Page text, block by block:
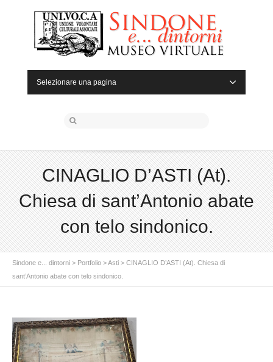
Selezionare una pagina
CINAGLIO D’ASTI (At).
Chiesa di sant’Antonio abate
con telo sindonico.
Sindone e... dintorni > Portfolio >Asti > CINAGLIO D’ASTI (At). Chiesa di
sant’Antonio abate con telo sindonico.